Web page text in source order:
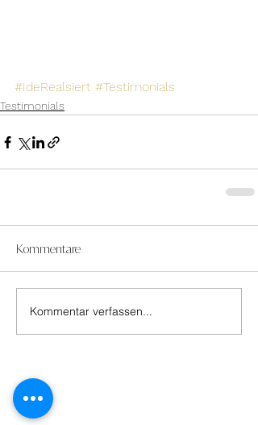
#IdeRealsiert #Testimonials
Testimonials
Kommentare
Kommentar verfassen...